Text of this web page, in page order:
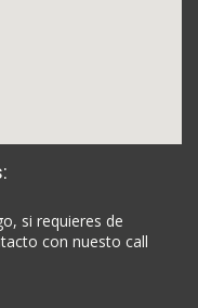
si requieres de
con nuesto call